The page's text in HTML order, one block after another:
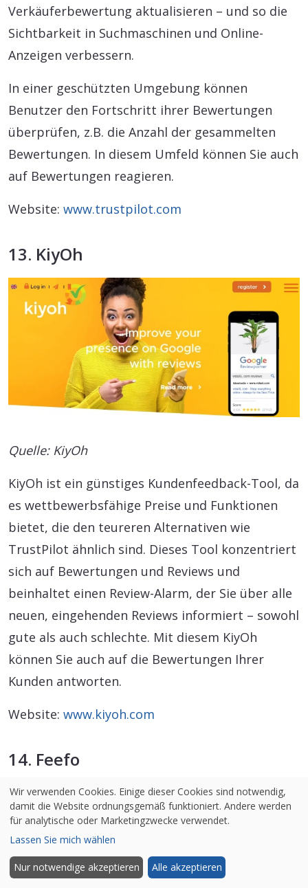
Verkäuferbewertung aktualisieren – und so die
Sichtbarkeit in Suchmaschinen und Online-
Anzeigen verbessern.
In einer geschützten Umgebung können
Benutzer den Fortschritt ihrer Bewertungen
überprüfen, z.B. die Anzahl der gesammelten
Bewertungen. In diesem Umfeld können Sie auch
auf Bewertungen reagieren.
Website: www.trustpilot.com
13. KiyOh
Quelle: KiyOh
KiyOh ist ein günstiges Kundenfeedback-Tool, da
es wettbewerbsfähige Preise und Funktionen
bietet, die den teureren Alternativen wie
TrustPilot ähnlich sind. Dieses Tool konzentriert
sich auf Bewertungen und Reviews und
beinhaltet einen Review-Alarm, der Sie über alle
neuen, eingehenden Reviews informiert – sowohl
gute als auch schlechte. Mit diesem KiyOh
können Sie auch auf die Bewertungen Ihrer
Kunden antworten.
Website: www.kiyoh.com
14. Feefo
Wir verwenden Cookies. Einige dieser Cookies sind notwendig,
damit die Website ordnungsgemäß funktioniert. Andere werden
für analytische oder Marketingzwecke verwendet.
Lassen Sie mich wählen
Nur notwendige akzeptieren Alle akzeptieren